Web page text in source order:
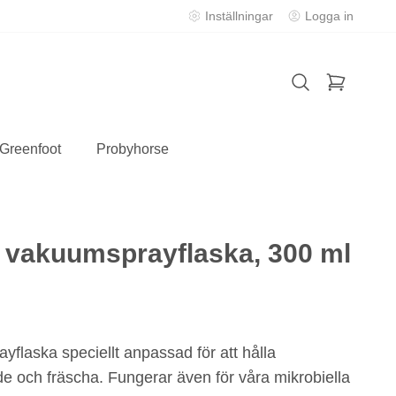
Inställningar Logga in
Probyhorse
300 ml
speciellt anpassad för att hålla
och fräscha. Fungerar även för våra mikrobiella